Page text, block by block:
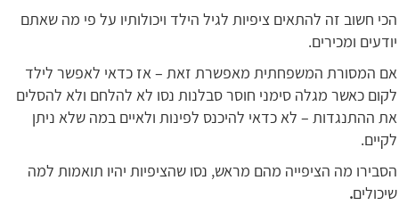
הכי חשוב זה להתאים ציפיות לגיל הילד ויכולותיו על פי מה שאתם
יודעים ומכירים.
אם המסורת המשפחתית מאפשרת זאת – אז כדאי לאפשר לילד
לקום כאשר מגלה סימני חוסר סבלנות נסו לא להלחם ולא להסלים
את ההתנגדות – לא כדאי להיכנס לפינות ולאיים במה שלא ניתן
לקיים.
הסבירו מה הציפייה מהם מראש, נסו שהציפיות יהיו תואמות למה
שיכולים.